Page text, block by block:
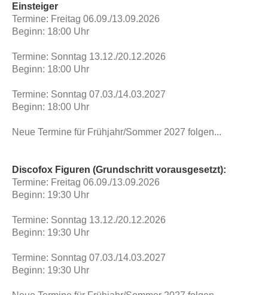
Einsteiger
Termine: Freitag 06.09./13.09.2026
Beginn: 18:00 Uhr
Termine: Sonntag 13.12./20.12.2026
Beginn: 18:00 Uhr
Termine: Sonntag 07.03./14.03.2027
Beginn: 18:00 Uhr
Neue Termine für Frühjahr/Sommer 2027 folgen...
Discofox Figuren (Grundschritt vorausgesetzt):
Termine: Freitag 06.09./13.09.2026
Beginn: 19:30 Uhr
Termine: Sonntag 13.12./20.12.2026
Beginn: 19:30 Uhr
Termine: Sonntag 07.03./14.03.2027
Beginn: 19:30 Uhr